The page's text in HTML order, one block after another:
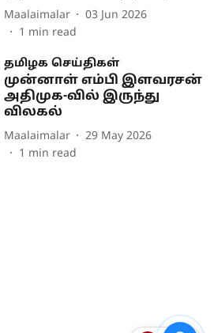
Maalaimalar
03 Jun 2026
1 min read
தமிழக செய்திகள்
முன்னாள் எம்பி இளவரசன்
அதிமுக-வில் இருந்து
விலகல்
Maalaimalar
29 May 2026
1 min read